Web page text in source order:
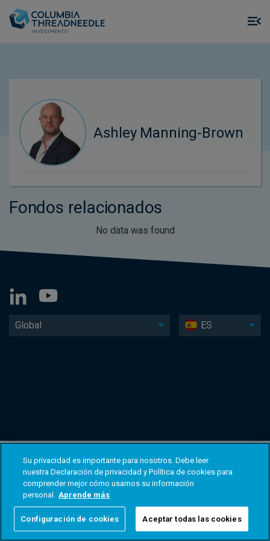
Ashley Manning-Brown
Fondos relacionados
No data was found
Global ES
Su privacidad es importante para nosotros. Debe leer
nuestra Declaración de privacidad y Política de cookies para
comprender mejor cómo usamos su información
personal. Aprende más
Configuración de cookies Aceptar todas las cookies